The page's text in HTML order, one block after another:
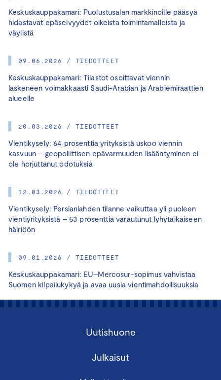
Keskuskauppakamari: Puolustusalan markkinoille pääsyä
hidastavat epäselvyydet oikeista toimintamalleista ja
väylistä
09.06.2026 / TIEDOTTEET
Keskuskauppakamari: Tilastot osoittavat viennin
laskeneen voimakkaasti Saudi-Arabian ja Arabiemiraattien
alueelle
20.03.2026 / TIEDOTTEET
Vientikysely: 64 prosenttia yrityksistä uskoo viennin
kasvuun – geopoliittisen epävarmuuden lisääntyminen ei
ole horjuttanut odotuksia
12.03.2026 / TIEDOTTEET
Vientikysely: Persianlahden tilanne vaikuttaa yli puoleen
vientiyrityksistä – 53 prosenttia varautunut lyhytaikaiseen
häiriöön
09.01.2026 / TIEDOTTEET
Keskuskauppakamari: EU–Mercosur-sopimus vahvistaa
Suomen kilpailukykyä ja avaa uusia vientimahdollisuuksia
Uutishuone
Julkaisut